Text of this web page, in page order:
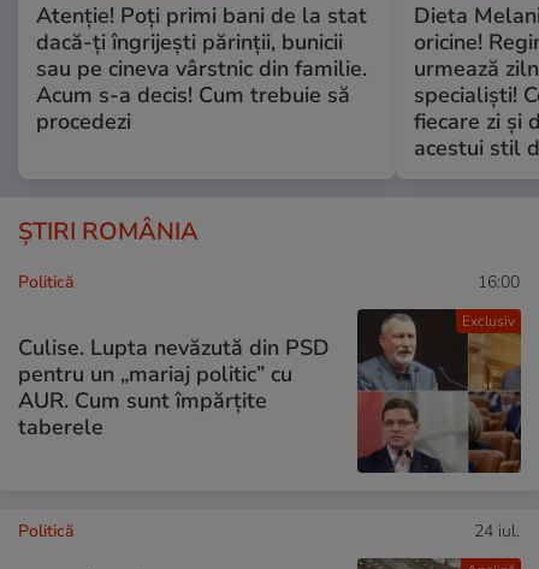
Atenție! Poți primi bani de la stat
dacă-ți îngrijești părinții, bunicii
sau pe cineva vârstnic din familie.
Acum s-a decis! Cum trebuie să
procedezi
Dieta
oricine!
urmează
specialiști!
fiecare zi și
acestui stil
ȘTIRI ROMÂNIA
Exclusiv
Politică 16:00
Culise. Lupta nevăzută din PSD
pentru un „mariaj politic” cu
AUR. Cum sunt împărțite
taberele
Politică 24 iul.